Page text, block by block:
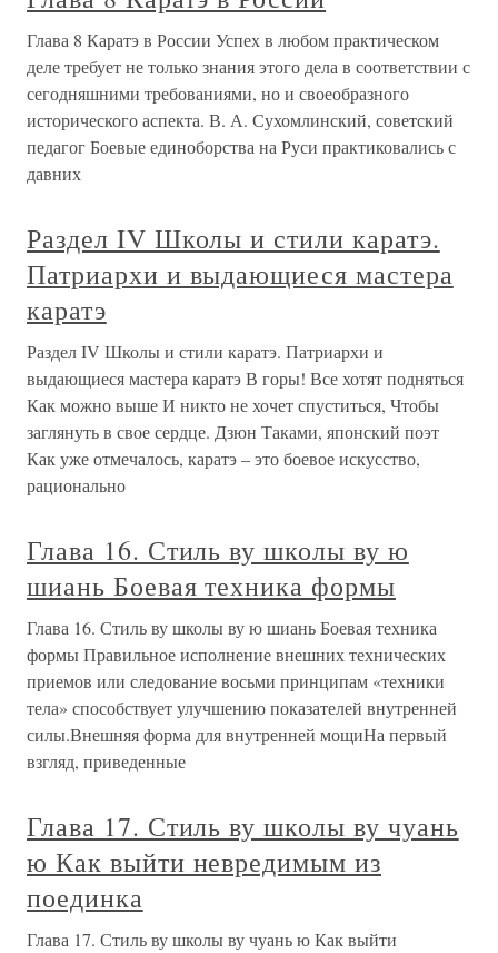
Глава 8 Каратэ в России Успех в любом практическом
деле требует не только знания этого дела в соответствии с
сегодняшними требованиями, но и своеобразного
исторического аспекта. В. А. Сухомлинский, советский
педагог Боевые единоборства на Руси практиковались с
давних
Раздел IV Школы и стили каратэ.
Патриархи и выдающиеся мастера
каратэ
Раздел IV Школы и стили каратэ. Патриархи и
выдающиеся мастера каратэ В горы! Все хотят подняться
Как можно выше И никто не хочет спуститься, Чтобы
заглянуть в свое сердце. Дзюн Таками, японский поэт
Как уже отмечалось, каратэ – это боевое искусство,
рационально
Глава 16. Стиль ву школы ву ю
шиань Боевая техника формы
Глава 16. Стиль ву школы ву ю шиань Боевая техника
формы Правильное исполнение внешних технических
приемов или следование восьми принципам «техники
тела» способствует улучшению показателей внутренней
силы.Внешняя форма для внутренней мощиНа первый
взгляд, приведенные
Глава 17. Стиль ву школы ву чуань
ю Как выйти невредимым из
поединка
Глава 17. Стиль ву школы ву чуань ю Как выйти